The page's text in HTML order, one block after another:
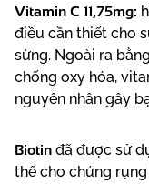
Vitamin C 11,75mg:
điều cần thiết cho
sừng. Ngoài ra
chống oxy hóa,
nguyên nhân gây
Biotin đã được sử
thế cho chứng